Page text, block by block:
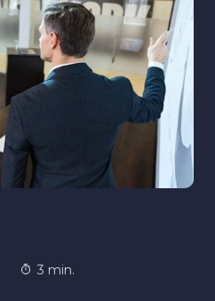
3 min.